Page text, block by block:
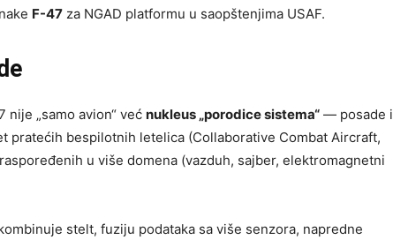
F-47 za NGAD platformu u saopštenjima USAF.
nije „samo avion“ već nukleus „porodice sistema“ — posade i
pratećih bespilotnih letelica (Collaborative Combat Aircraft,
u više domena (vazduh, sajber, elektromagnetni
stelt, fuziju podataka sa više senzora, napredne